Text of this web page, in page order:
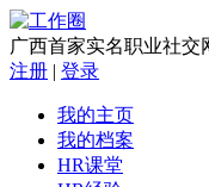
广西首家实名职业社交
注册 | 登录
我的主页
我的档案
HR课堂